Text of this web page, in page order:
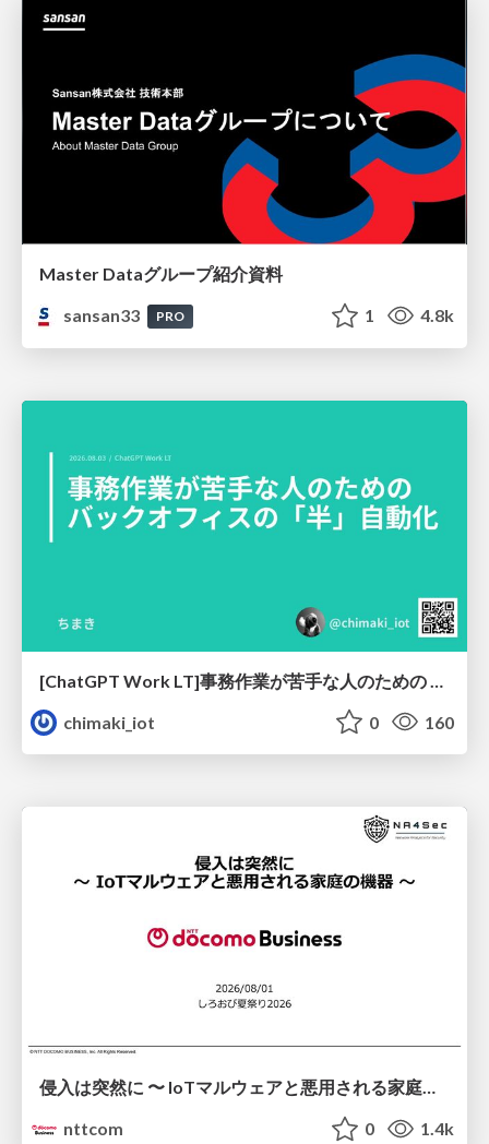
Master Dataグループ紹介資料
sansan33
PRO 1 4.8k
chimaki_iot
0 160
侵入は突然に 〜 IoTマルウェアと悪用される家庭の機器 ～ / When Intrusion Strikes: IoT Malware and the Abuse of Home Devices
nttcom
0 1.4k